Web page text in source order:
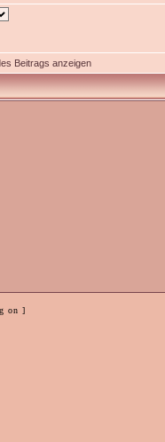
Beitrags anzeigen
on ]